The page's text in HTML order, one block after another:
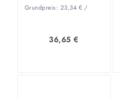
Grundpreis: 23,34 €/
36,65€